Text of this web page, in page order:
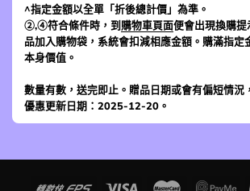
^指定金額以全單「折後總計價」為準。
②,④符合條件時，到 購物車頁面便會出現換購
品加入購物袋，系統會扣減相應金額。購滿指定
本身價值。
數量有數，送完即止。贈品日期或會有偏短情況
優惠更新日期：2025-12-20。